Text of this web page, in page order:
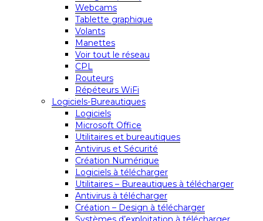
Webcams
Tablette graphique
Volants
Manettes
Voir tout le réseau
CPL
Routeurs
Répéteurs WiFi
Logiciels-Bureautiques
Logiciels
Microsoft Office
Utilitaires et bureautiques
Antivirus et Sécurité
Création Numérique
Logiciels à télécharger
Utilitaires – Bureautiques à télécharger
Antivirus à télécharger
Création – Design à télécharger